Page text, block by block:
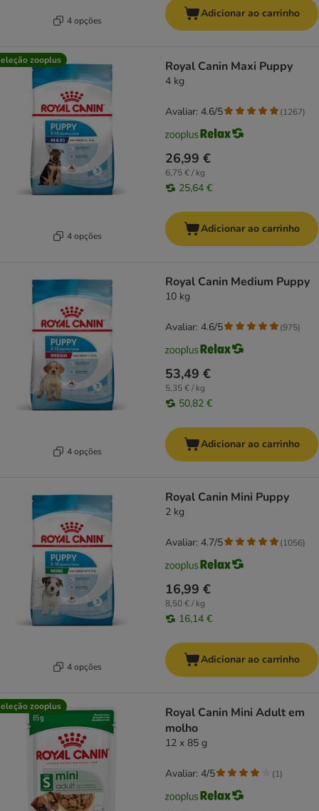
4 opções
Adicionar ao carrinho
zooplus
4 opções
Royal Canin Maxi Puppy
4 kg
26,99 €
6,75 € / kg
25,64 €
Avaliar: 4.6/5 (1267)
Adicionar ao carrinho
4 opções
Royal Canin Medium Puppy
10 kg
53,49 €
5,35 € / kg
50,82 €
Avaliar: 4.6/5 (975)
Adicionar ao carrinho
4 opções
Royal Canin Mini Puppy
2 kg
16,99 €
8,50 € / kg
16,14 €
Avaliar: 4.7/5 (1056)
Adicionar ao carrinho
zooplus
Royal Canin Mini Adult em
molho
12 x 85 g
Avaliar: 4/5 (1)